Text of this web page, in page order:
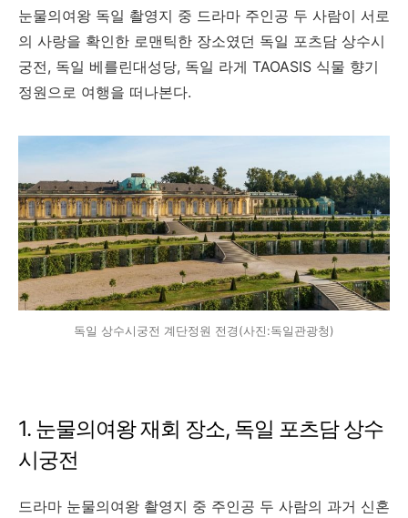
눈물의여왕 독일 촬영지 중 드라마 주인공 두 사람이 서로
의 사랑을 확인한 로맨틱한 장소였던 독일 포츠담 상수시
궁전, 독일 베를린대성당, 독일 라게 TAOASIS 식물 향기
정원으로 여행을 떠나본다.
독일 상수시궁전 계단정원 전경(사진:독일관광청)
1. 눈물의여왕 재회 장소, 독일 포츠담 상수
시궁전
드라마 눈물의여왕 촬영지 중 주인공 두 사람의 과거 신혼